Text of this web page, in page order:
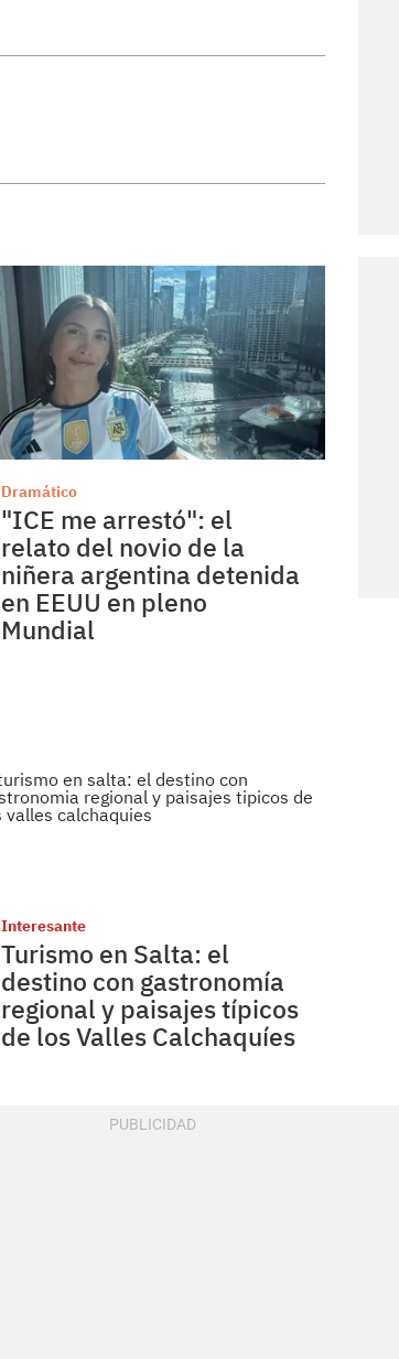
Dramático
"ICE me arrestó": el
relato del novio de la
niñera argentina detenida
en EEUU en pleno
Mundial
Interesante
Turismo en Salta: el
destino con gastronomía
regional y paisajes típicos
de los Valles Calchaquíes